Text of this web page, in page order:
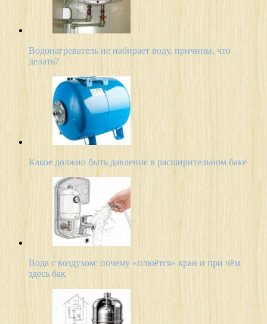
Водонагреватель не набирает воду, причины, что
делать?
Какое должно быть давление в расширительном баке
Вода с воздухом: почему «плюётся» кран и при чём
здесь бак